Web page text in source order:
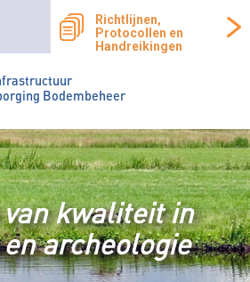
Bodembeheer
Richtlijnen,
Protocollen en
Handreikingen
kwaliteit in
archeologie